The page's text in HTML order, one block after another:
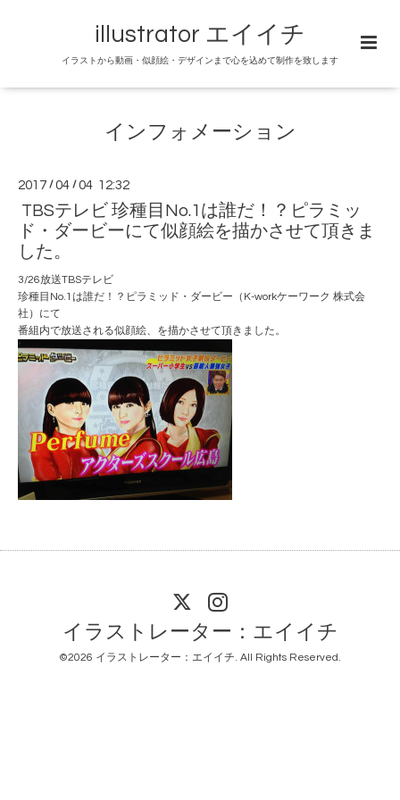
illustrator エイイチ
イラストから動画・似顔絵・デザインまで心を込めて制作を致します
インフォメーション
2017 /04 /04 12:32
TBSテレビ 珍種目No.1は誰だ！？ピラミッ
ド・ダービーにて似顔絵を描かさせて頂きま
した。
3/26放送TBSテレビ
珍種目No.1は誰だ！？ピラミッド・ダービー （ K-workケーワーク 株式会
社 ）にて
番組内で放送される似顔絵、を描かさせて頂きました。
イラストレーター：エイイチ
©2026 イラストレーター：エイイチ. All Rights Reserved.